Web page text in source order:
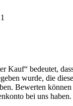
Kauf“ bedeutet,
wurde, die
Bewerten
bei uns haben.